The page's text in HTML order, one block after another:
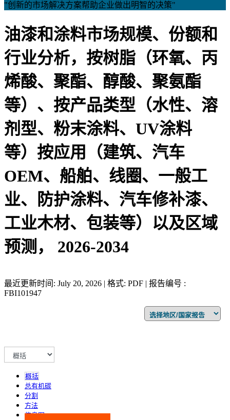
"创新的市场解决方案帮助企业做出明智的决策"
油漆和涂料市场规模、份额和
行业分析，按树脂（环氧、丙
烯酸、聚酯、醇酸、聚氨酯
等）、按产品类型（水性、溶
剂型、粉末涂料、UV涂料
等）按应用（建筑、汽车
OEM、船舶、线圈、一般工
业、防护涂料、汽车修补漆、
工业木材、包装等）以及区域
预测， 2026-2034
最近更新时间: July 20, 2026 | 格式: PDF | 报告编号 :
FBI101947
概括
总有机碳
分割
方法
信息图